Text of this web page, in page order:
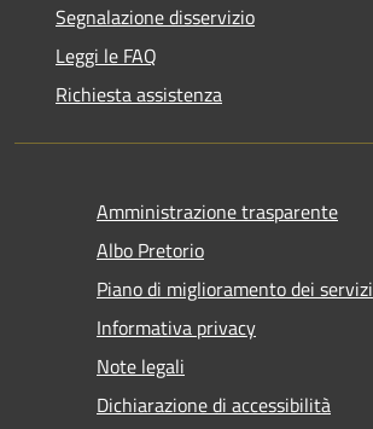
Segnalazione disservizio
Leggi le FAQ
Richiesta assistenza
Amministrazione trasparente
Albo Pretorio
Piano di miglioramento dei servizi
Informativa privacy
Note legali
Dichiarazione di accessibilità